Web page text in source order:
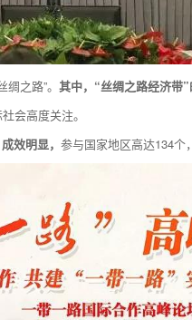
之路”。 其中，“丝绸之路经济带
会高度关注。
效明显， 参与国家地区高达134个